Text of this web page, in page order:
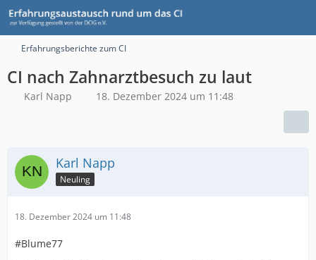
Erfahrungsberichte zum CI
CI nach Zahnarztbesuch zu laut
Karl Napp 18. Dezember 2024 um 11:48
Karl Napp
Neuling
18. Dezember 2024 um 11:48
#Blume77